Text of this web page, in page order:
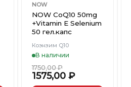
NOW
NOW CoQ10 50mg
+Vitamin E Selenium
50 гел.капс
Коэнзим Q10
В наличии
1750,00₽
1575,00 ₽